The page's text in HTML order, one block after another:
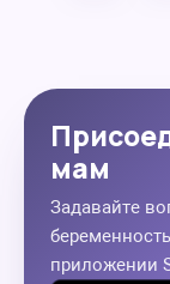
мам
Задавайте
приложении